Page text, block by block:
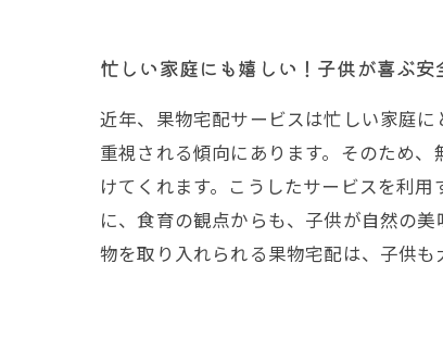
忙しい家庭にも嬉しい！子供が喜ぶ
近年、果物宅配サービスは忙しい家庭
重視される傾向にあります。そのため
けてくれます。こうしたサービスを利
に、食育の観点からも、子供が自然の
物を取り入れられる果物宅配は、子供も